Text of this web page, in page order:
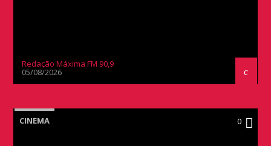
Redação Máxima FM 90,9
05/08/2026
CINEMA 0